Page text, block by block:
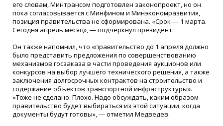
его словам, Минтрансом подготовлен законопроект, но он
пока согласовывается с Минфином и Минэкономразвития,
позиция правительства не сформирована. «Срок — 1 марта.
Сегодня апрель месяц», — подчеркнул президент.
Он также напомнил, что «правительство до 1 апреля должно
было представить предложения по совершенствованию
механизмов госзаказа в части проведения аукционов или
конкурсов на выбор лучшего технического решения, а также
заключения долгосрочных контрактов на строительство и
содержание объектов транспортной инфраструктуры».
«Тоже не сделано. Плохо. Надо обсуждать, каким образом
правительство будет выбираться из этой ситуации, когда
документы будут готовы», — отметил Медведев.